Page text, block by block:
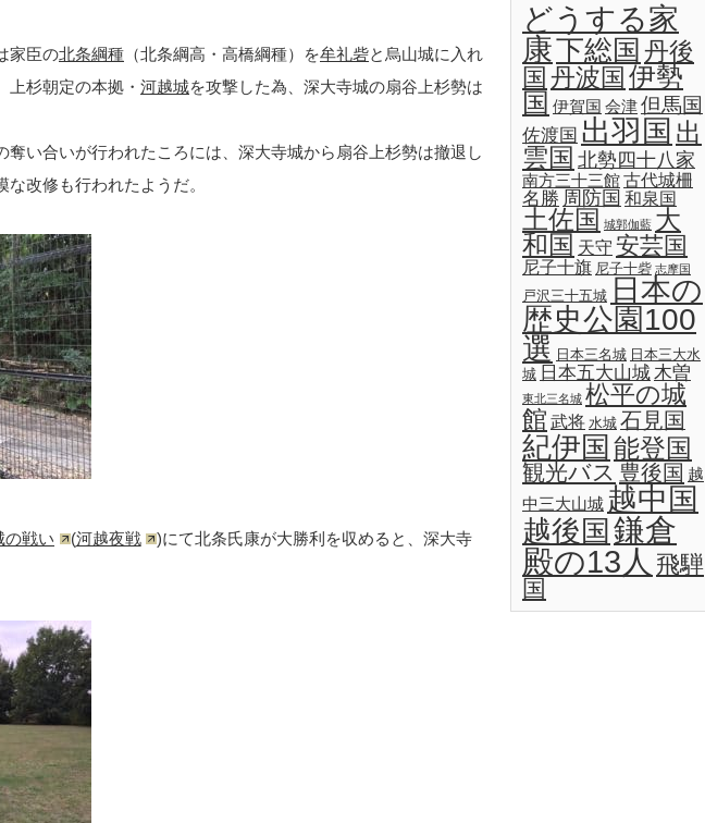
家臣の北条綱種 （北条綱高・高橋綱種）を牟礼砦と烏山城に入れ
杉朝定の本拠・ 河越城を攻撃した為、深大寺城の扇谷上杉勢は
奪い合いが行われたころには、深大寺城から扇谷上杉勢は撤退し
改修も行われたようだ。
の戦い (河越夜戦
)にて北条氏康が大勝利を収めると、深大寺
どうする家
康下総国 丹後
国 丹波国 伊勢
国 伊賀国 会津但馬国
佐渡国 出羽国 出
雲国 北勢四十八家
南方三十三館古代城柵
名勝 周防国 和泉国
土佐国 城郭伽藍 大
和国 天守 安芸国
尼子十旗 尼子十砦 志摩国
戸沢三十五城 日本の
歴史公園100
選 日本三名城 日本三大水
城 日本五大山城木曽
東北三名城 松平の城
館 武将 水城 石見国
紀伊国 能登国
観光バス 豊後国 越
中三大山城 越中国
越後国 鎌倉
殿の13人 飛騨
国